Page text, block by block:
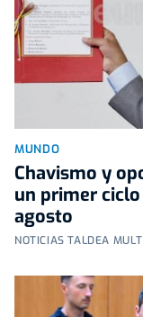
MUNDO
Chavismo y
un primer
agosto
NOTICIAS TALDEA